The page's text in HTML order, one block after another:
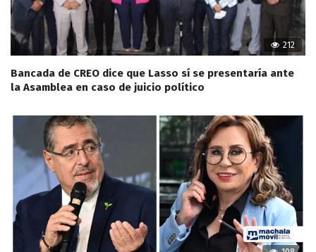
212
Bancada de CREO dice que Lasso sí se presentaría ante
la Asamblea en caso de juicio político